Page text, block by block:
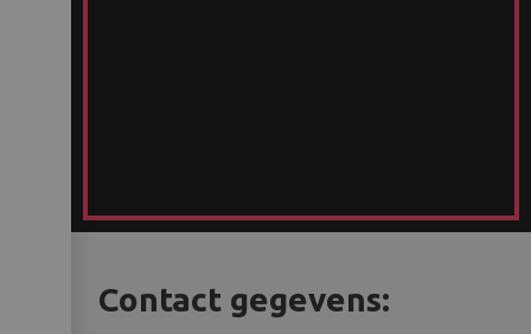
Contact gegevens: